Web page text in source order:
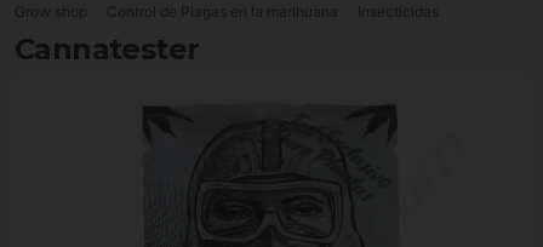
Grow shop Control de Plagas en la marihuana Insecticidas
Cannatester